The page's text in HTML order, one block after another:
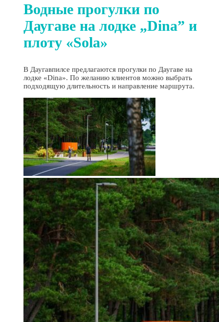
Водные прогулки по
Даугаве на лодке „Dina” и
плоту «Sola»
В Даугавпилсе предлагаются прогулки по Даугаве на
лодке «Dina». По желанию клиентов можно выбрать
подходящую длительность и направление маршрута.